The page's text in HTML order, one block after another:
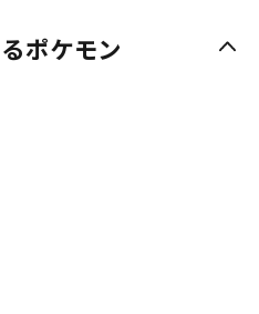
ポケモン